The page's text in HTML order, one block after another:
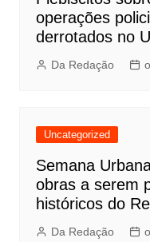
operações
derrotados no
Da Redação
Uncategorized
Semana
obras a serem
históricos do
Da Redação